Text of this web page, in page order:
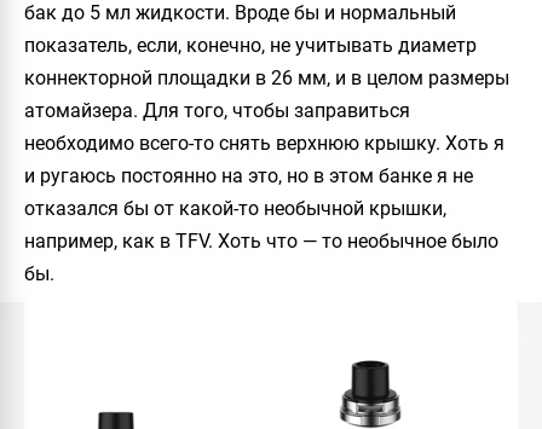
бак до 5 мл жидкости. Вроде бы и нормальный
показатель, если, конечно, не учитывать диаметр
коннекторной площадки в 26 мм, и в целом размеры
атомайзера. Для того, чтобы заправиться
необходимо всего-то​ снять верхнюю крышку. Хоть я
и ругаюсь постоянно на это, но в этом банке я не
отказался бы от какой-то необычной крышки,
например, как в TFV. Хоть что — то необычное было
бы.